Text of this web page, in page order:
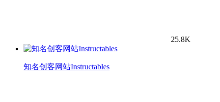
25.8K
知名创客网站Instructables